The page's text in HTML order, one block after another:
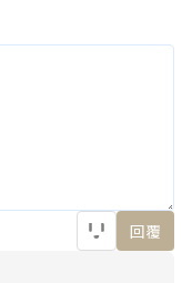
回覆